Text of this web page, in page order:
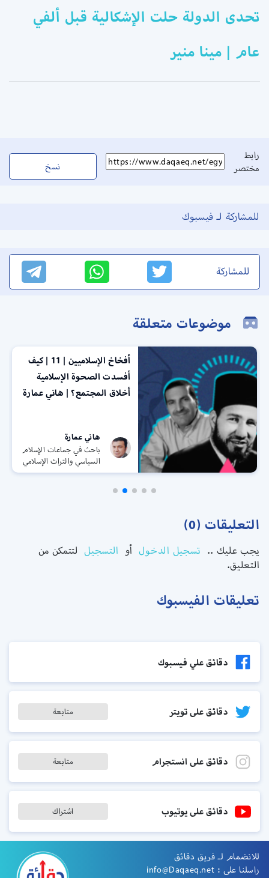
تحدى الدولة حلت الإشكالية قبل ألفي
عام | مينا منير
رابط
مختصر
نسخ
للمشاركة لـ فيسبوك
للمشاركة
موضوعات متعلقة
أفخاخ الإسلاميين | 11 | كيف
أفسدت الصحوة الإسلامية
أخلاق المجتمع؟ | هاني عمارة
هاني عمارة
باحث في جماعات الإسلام
السياسي والتراث الإسلامي
التعليقات (0)
يجب عليك .. تسجيل الدخول أو التسجيل لتتمكن من
التعليق.
تعليقات الفيسبوك
دقائق علي فيسبوك
دقائق على تويتر متابعة
دقائق على انستجرام متابعة
دقائق على يوتيوب اشتراك
للانضمام لـ فريق دقائق
راسلنا على : info@Daqaeq.net